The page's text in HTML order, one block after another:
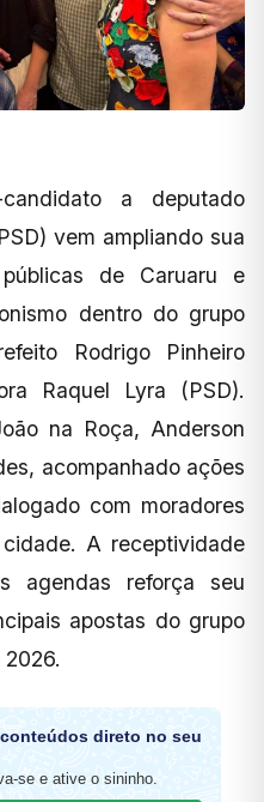
a deputado
vem ampliando sua
de Caruaru e
dentro do grupo
Rodrigo Pinheiro
Raquel Lyra (PSD).
na Roça, Anderson
acompanhado ações
com moradores
A receptividade
agendas reforça seu
apostas do grupo
direto no seu
se e ative o sininho.